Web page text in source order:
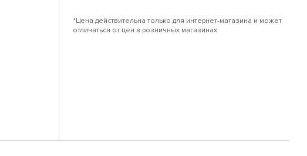
*Цена действительна только для интернет-магазина и может
отличаться от цен в розничных магазинах